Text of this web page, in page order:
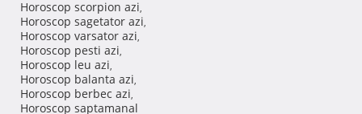
Horoscop scorpion azi,
Horoscop sagetator azi,
Horoscop varsator azi,
Horoscop pesti azi,
Horoscop leu azi,
Horoscop balanta azi,
Horoscop berbec azi,
Horoscop saptamanal